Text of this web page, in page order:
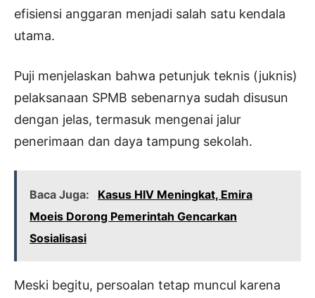
efisiensi anggaran menjadi salah satu kendala
utama.
Puji menjelaskan bahwa petunjuk teknis (juknis)
pelaksanaan SPMB sebenarnya sudah disusun
dengan jelas, termasuk mengenai jalur
penerimaan dan daya tampung sekolah.
Baca Juga:
Kasus HIV Meningkat, Emira
Moeis Dorong Pemerintah Gencarkan
Sosialisasi
Meski begitu, persoalan tetap muncul karena